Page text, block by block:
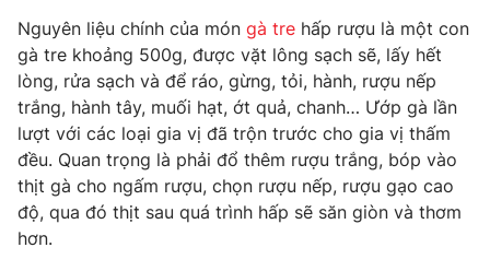
Tin tức
Thế giới đó đây
Câu chuyện quốc tế
Kinh tế
Tài chính
Thị trường
Góc doanh nghiệp
Dữ liệu và đời sống
Truyền hình
Phim VTV
Giải trí
Nguyên liệu chính của món gà tre hấp rượu là một con
gà tre khoảng 500g, được vặt lông sạch sẽ, lấy hết
lòng, rửa sạch và để ráo, gừng, tỏi, hành, rượu nếp
trắng, hành tây, muối hạt, ớt quả, chanh… Ướp gà lần
lượt với các loại gia vị đã trộn trước cho gia vị thấm
đều. Quan trọng là phải đổ thêm rượu trắng, bóp vào
thịt gà cho ngấm rượu, chọn rượu nếp, rượu gạo cao
độ, qua đó thịt sau quá trình hấp sẽ săn giòn và thơm
hơn.